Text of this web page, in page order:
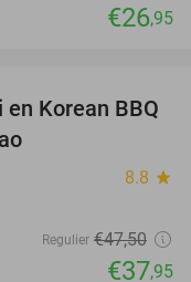
€26,95
20%
Korean BBQ
8.8 star
Regulier €47,50
€37,95